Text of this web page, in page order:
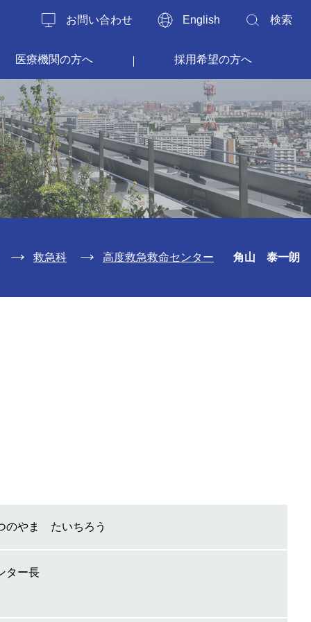
お問い合わせ English 検索
医療機関の方へ 採用希望の方へ
救急科 高度救急救命センター 角山 泰一朗
やま たいちろう
ター長